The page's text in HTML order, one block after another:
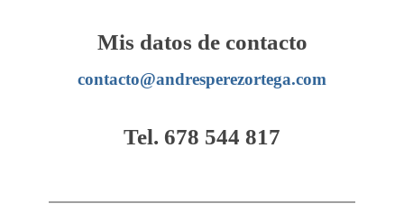
Mis datos de contacto
contacto@andresperezortega.com
Tel. 678 544 817